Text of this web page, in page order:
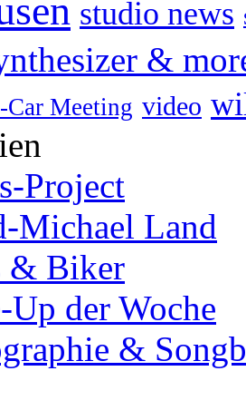
studio news
&
Car Meeting video
Project
Michael Land
& Biker
Up der Woche
&